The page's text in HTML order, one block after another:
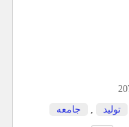
تولید جامعه